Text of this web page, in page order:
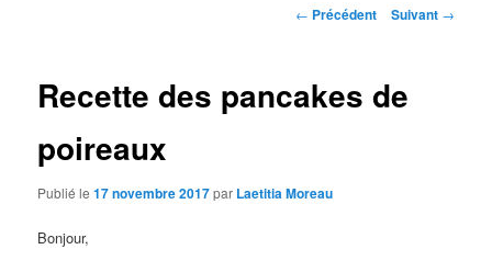
Navigation
← Précédent Suivant →
Recette des pancakes de
poireaux
Publié le17 novembre 2017par Laetitia Moreau
Bonjour,